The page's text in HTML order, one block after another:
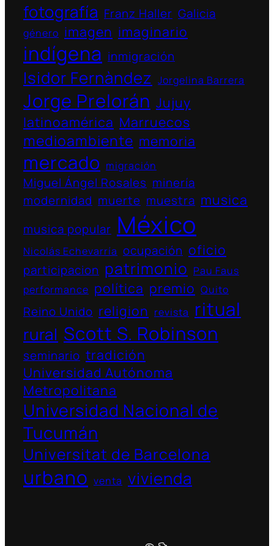
fotografía Franz Haller Galicia
género imagen imaginario
indígena inmigración
Isidor Fernàndez Jorgelina Barrera
Jorge Prelorán Jujuy
latinoamérica Marruecos
medioambiente memoria
mercado migración
Miguel Ángel Rosales minería
modernidad muerte muestra musica
musica popular México
Nicolás Echevarría ocupación oficio
participacion patrimonio Pau Faus
performance política premio Quito
Reino Unido religion revista ritual
rural Scott S. Robinson
seminario tradición
Universidad Autónoma
Metropolitana
Universidad Nacional de
Tucumán
Universitat de Barcelona
urbano venta vivienda